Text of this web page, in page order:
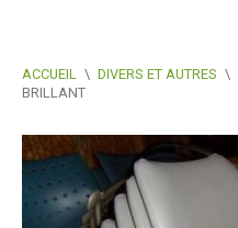
ACCUEIL \ DIVERS ET AUTRES \
BRILLANT